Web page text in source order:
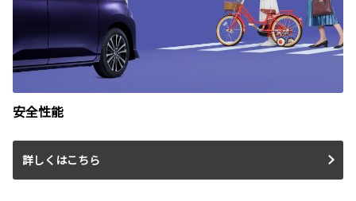
安全性能
詳しくはこちら